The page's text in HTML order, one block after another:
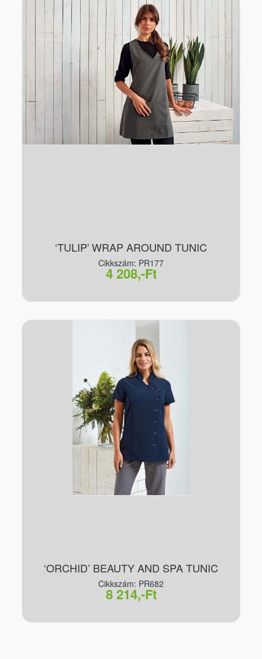
‘TULIP' WRAP AROUND TUNIC
Cikkszám: PR177
4 208,-Ft
‘ORCHID’ BEAUTY AND SPA TUNIC
Cikkszám: PR682
8 214,-Ft